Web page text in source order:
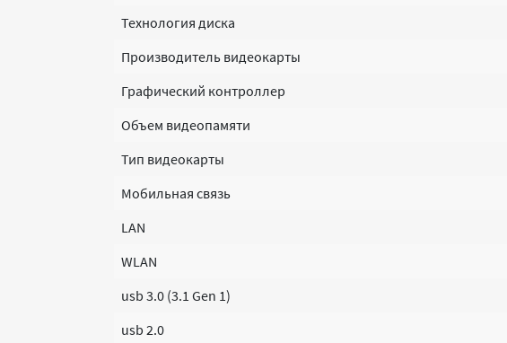
Технология диска
Производитель видеокарты
Графический контроллер
Объем видеопамяти
Тип видеокарты
Мобильная связь
LAN
WLAN
usb 3.0 (3.1 Gen 1)
usb 2.0